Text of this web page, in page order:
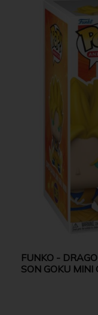
FUNKO -
SON GOKU MINI